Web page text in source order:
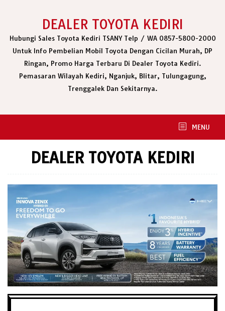
DEALER TOYOTA KEDIRI
Hubungi Sales Toyota Kediri TSANY Telp / WA 0857-5800-2000
Untuk Info Pembelian Mobil Toyota Dengan Cicilan Murah, DP
Ringan, Promo Harga Terbaru Di Dealer Toyota Kediri.
Pemasaran Wilayah Kediri, Nganjuk, Blitar, Tulungagung,
Trenggalek Dan Sekitarnya.
MENU
DEALER TOYOTA KEDIRI